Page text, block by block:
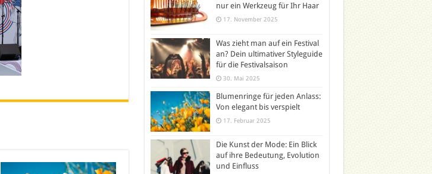
nur ein Werkzeug für Ihr Haar
17. November 2025
Was zieht man auf ein Festival
an? Dein ultimativer Styleguide
für die Festivalsaison
30. Mai 2025
Blumenringe für jeden Anlass:
Von elegant bis verspielt
17. Februar 2025
Die Kunst der Mode: Ein Blick
auf ihre Bedeutung, Evolution
und Einfluss